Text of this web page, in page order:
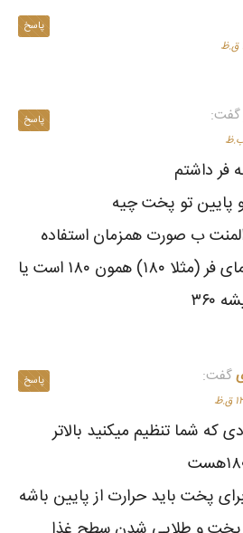
پاسخ
گفت:
فر داشتم
و پایین تو پخت چیه
المنت ب صورت همزمان استفاده
میکنیم یعنی دمای فر (مثلا ۱۸۰) همون ۱۸۰ است یا
پاسخ
گفت:
که شما تنظیم میکنید بالاتر
برای پخت باید حرارت از پایین باشه
پاسخ